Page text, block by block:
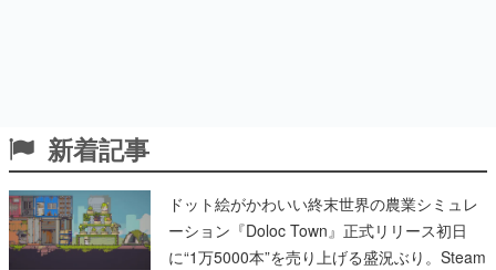
新着記事
ドット絵がかわいい終末世界の農業シミュレ
ーション『Doloc Town』正式リリース初日
に“1万5000本”を売り上げる盛況ぶり。Steam